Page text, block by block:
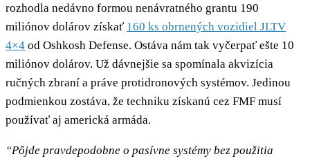
rozhodla nedávno formou nenávratného grantu 190
miliónov dolárov získať 160 ks obrnených vozidiel JLTV
4×4 od Oshkosh Defense. Ostáva nám tak vyčerpať ešte 10
miliónov dolárov. Už dávnejšie sa spomínala akvizícia
ručných zbraní a práve protidronových systémov. Jedinou
podmienkou zostáva, že techniku získanú cez FMF musí
používať aj americká armáda.
“Pôjde pravdepodobne o pasívne systémy bez použitia